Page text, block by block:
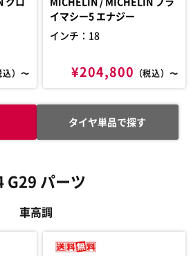
込）〜
イマシー5 エナジー
インチ：18
¥204,800 （税込）〜
タイヤ単品で探す
G29 パーツ
車高調